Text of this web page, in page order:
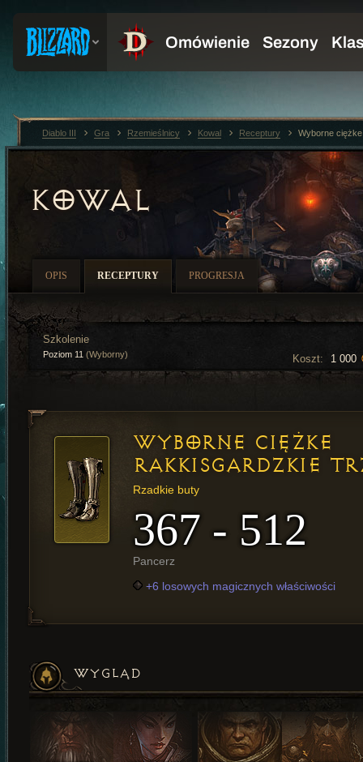
KOWAL
OPIS RECEPTURY PROGRESJA
Koszt: 1 000
Szkolenie
Poziom 11 (Wyborny)
WYBORNE CIĘŻKE
RAKKISGARDZKIE
Rzadkie buty
367 - 512
Pancerz
+6 losowych magicznych właściwości
WYGLĄD
Diablo III Gra Rzemieślnicy Kowal Receptury Wyborne